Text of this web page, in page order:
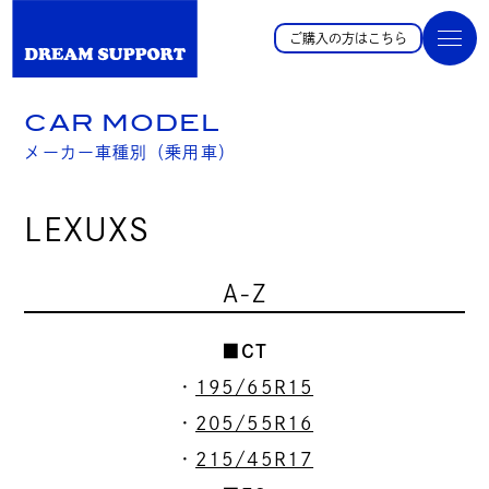
ご購入の方はこちら
CAR MODEL
メーカー車種別（乗用車）
LEXUXS
A-Z
■CT
・ 195/65R15
・ 205/55R16
・ 215/45R17